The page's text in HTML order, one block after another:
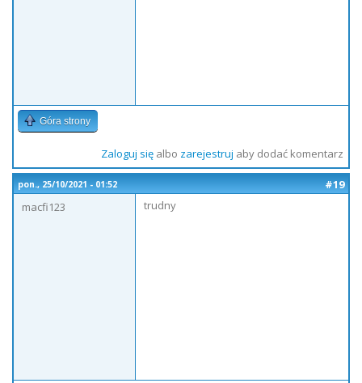
Góra strony
Zaloguj sięalbo zarejestruj aby dodać komentarz
pon., 25/10/2021 - 01:52
#19
macfi123
trudny